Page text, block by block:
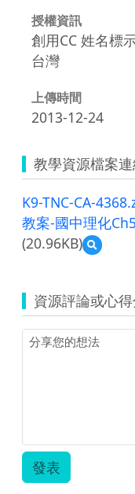
授權資訊
創用CC 姓名標
台灣
上傳時間
2013-12-24
教學資源檔案
K9-TNC-CA-
教案-國中理化
(20.96KB)
預
覽
國
中
理
化
資源評論或心
發表